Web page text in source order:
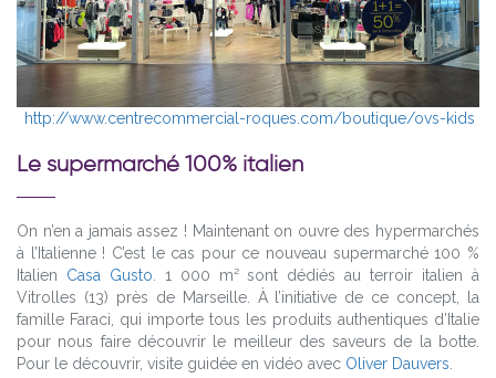
http://www.centrecommercial-roques.com/boutique/ovs-kids
Le supermarché 100% italien
On n’en a jamais assez ! Maintenant on ouvre des hypermarchés
à l’Italienne ! C’est le cas pour ce nouveau supermarché 100 %
Italien Casa Gusto. 1 000 m² sont dédiés au terroir italien à
Vitrolles (13) près de Marseille. À l’initiative de ce concept, la
famille Faraci, qui importe tous les produits authentiques d’Italie
pour nous faire découvrir le meilleur des saveurs de la botte.
Pour le découvrir, visite guidée en vidéo avec Oliver Dauvers.